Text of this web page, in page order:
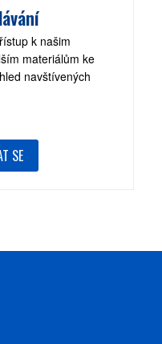
k našim
materiálům ke
navštívených
SE